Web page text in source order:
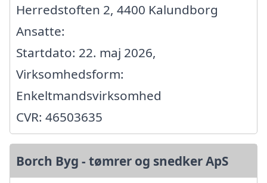
Herredstoften 2, 4400 Kalundborg
Ansatte:
Startdato: 22. maj 2026,
Virksomhedsform:
Enkeltmandsvirksomhed
CVR: 46503635
Borch Byg - tømrer og snedker ApS